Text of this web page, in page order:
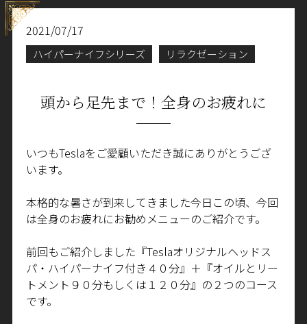
2021/07/17
ハイパーナイフシリーズ リラクゼーション
頭から足先まで！全身のお疲れに
いつもTeslaをご愛顧いただき誠にありがとうござ
います。
本格的な暑さが到来してきました今日この頃、今回
は全身のお疲れにお勧めメニューのご紹介です。
前回もご紹介しました『Teslaオリジナルヘッドス
パ・ハイパーナイフ付き４０分』＋『オイルとリー
トメント９０分もしくは１２０分』の２つのコース
です。